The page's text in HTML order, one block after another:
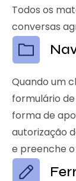
Todos os
conversas
Quando um
formulário
forma de
autorização
e preenche